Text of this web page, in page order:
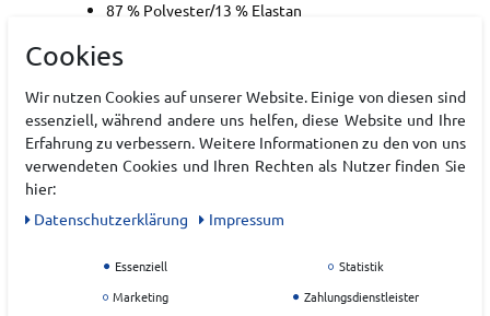
87 % Polyester/13 % Elastan
22195934
EAN:
0194514373801
Materialzusammensetzung: 87% Polyester 13%
Elasthan
UNDER ARMOUR
Cookies
Wir nutzen Cookies auf unserer Website. Einige von diesen sind
essenziell, während andere uns helfen, diese Website und Ihre
Erfahrung zu verbessern. Weitere Informationen zu den von uns
verwendeten Cookies und Ihren Rechten als Nutzer finden Sie
hier:
Daten­schutz­erklärung
Impressum
Essenziell
Statistik
Marketing
Zahlungsdienstleister